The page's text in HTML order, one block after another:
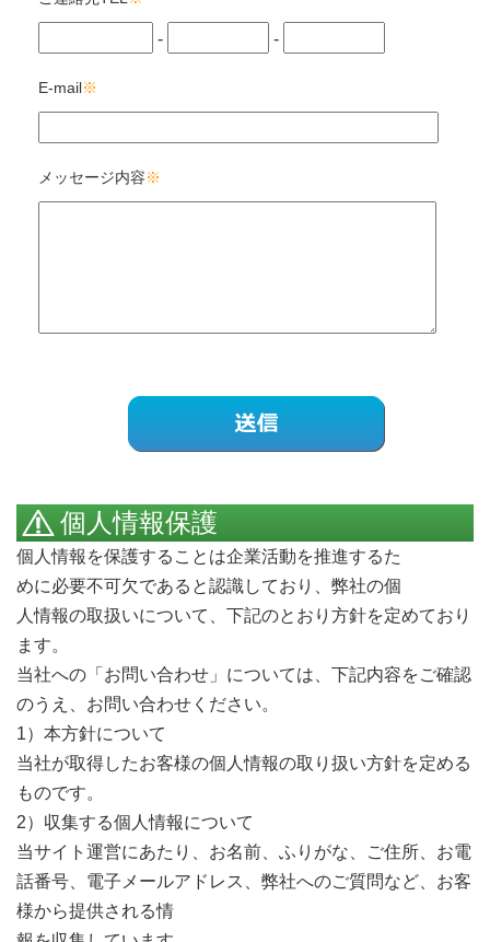
- -
E-mail※
メッセージ内容※
個人情報保護
個人情報を保護することは企業活動を推進するた
めに必要不可欠であると認識しており、弊社の個
人情報の取扱いについて、下記のとおり方針を定めており
ます。
当社への「お問い合わせ」については、下記内容をご確認
のうえ、お問い合わせください。
1）本方針について
当社が取得したお客様の個人情報の取り扱い方針を定める
ものです。
2）収集する個人情報について
当サイト運営にあたり、お名前、ふりがな、ご住所、お電
話番号、電子メールアドレス、弊社へのご質問など、お客
様から提供される情